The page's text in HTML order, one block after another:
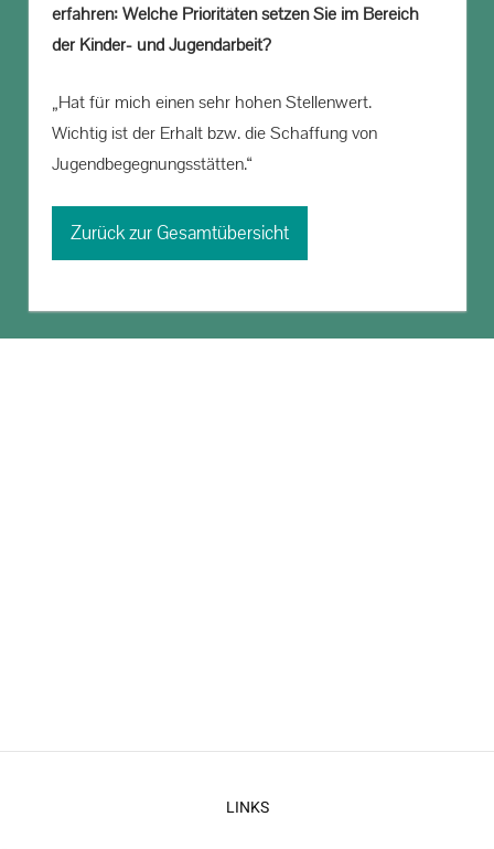
erfahren: Welche Prioritäten setzen Sie im Bereich
der Kinder- und Jugendarbeit?
„Hat für mich einen sehr hohen Stellenwert.
Wichtig ist der Erhalt bzw. die Schaffung von
Jugendbegegnungsstätten.“
Zurück zur Gesamtübersicht
LINKS